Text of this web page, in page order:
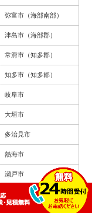
弥富市（海部南部）
津島市（海部郡）
常滑市（知多郡）
知多市（知多郡）
岐阜市
大垣市
多治見市
熱海市
瀬戸市
豊川市